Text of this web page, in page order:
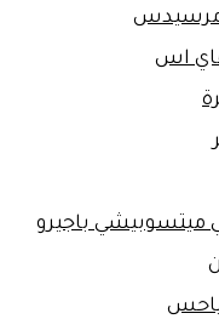
مرسيدس
اس
ميتسوبيشي باجيرو